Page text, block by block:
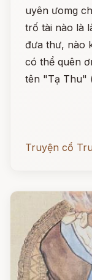
uyên ưomg
trố tài nào là
đưa thư, nào
có thể quên
tên "Tạ Thu"
Truyện cổ